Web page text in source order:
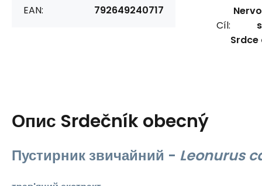
EAN: 792649240717
Cíl:
Srdce
Опис Srdečník obecný
Пустирник звичайний - Leonurus